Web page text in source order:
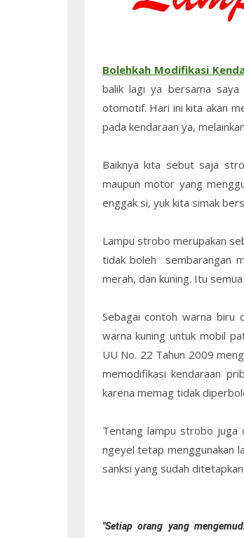
Bolehkah Modifikasi
balik lagi ya bersama saya
otomotif. Hari ini kita akan
pada kendaraan ya,
Baiknya kita sebut saja
maupun motor yang
enggak si, yuk kita simak
Lampu strobo merupakan
tidak boleh sembarangan
merah, dan kuning. Itu
Sebagai contoh warna biru
warna kuning untuk mobil
UU No. 22 Tahun 2009
memodifikasi kendaraan
karena memag tidak
Tentang lampu strobo juga
ngeyel tetap menggunakan
sanksi yang sudah
"Setiap orang yang